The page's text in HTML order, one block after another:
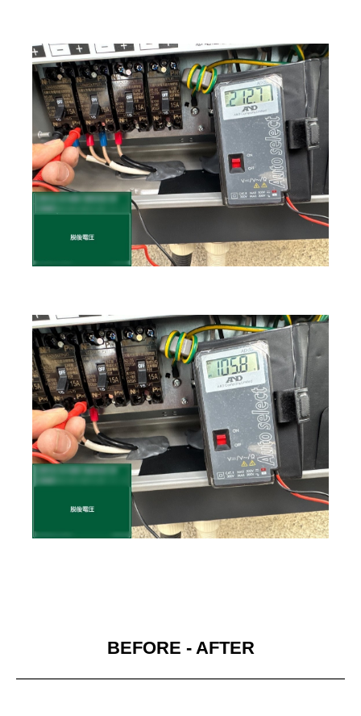
BEFORE - AFTER